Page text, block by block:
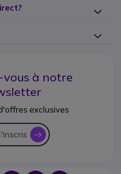
vous à notre
exclusives
icon